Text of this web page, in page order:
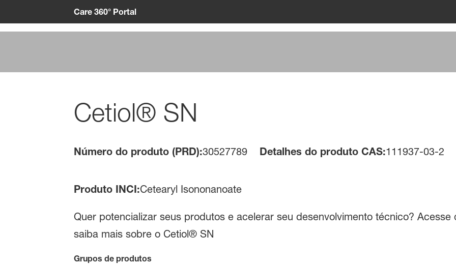
Care 360° Portal
Cetiol® SN
Número do produto (PRD):30527789 Detalhes do produto CAS:111937-03-2
Produto INCI:Cetearyl Isononanoate
Quer potencializar seus produtos e acelerar seu desenvolvimento técnico?
saiba mais sobre o Cetiol® SN
Grupos de produtos